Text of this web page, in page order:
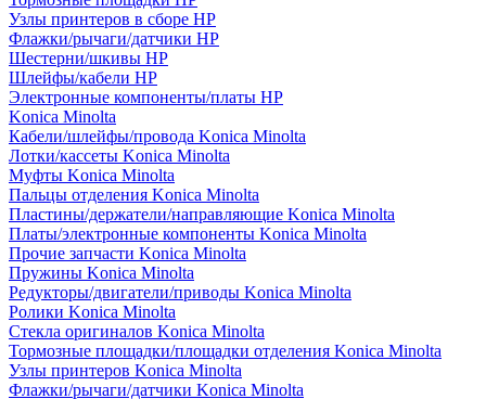
Узлы принтеров в сборе HP
Флажки/рычаги/датчики HP
Шестерни/шкивы HP
Шлейфы/кабели HP
Электронные компоненты/платы HP
Konica Minolta
Кабели/шлейфы/провода Konica Minolta
Лотки/кассеты Konica Minolta
Муфты Konica Minolta
Пальцы отделения Konica Minolta
Пластины/держатели/направляющие Konica Minolta
Платы/электронные компоненты Konica Minolta
Прочие запчасти Konica Minolta
Пружины Konica Minolta
Редукторы/двигатели/приводы Konica Minolta
Ролики Konica Minolta
Стекла оригиналов Konica Minolta
Тормозные площадки/площадки отделения Konica Minolta
Узлы принтеров Konica Minolta
Флажки/рычаги/датчики Konica Minolta